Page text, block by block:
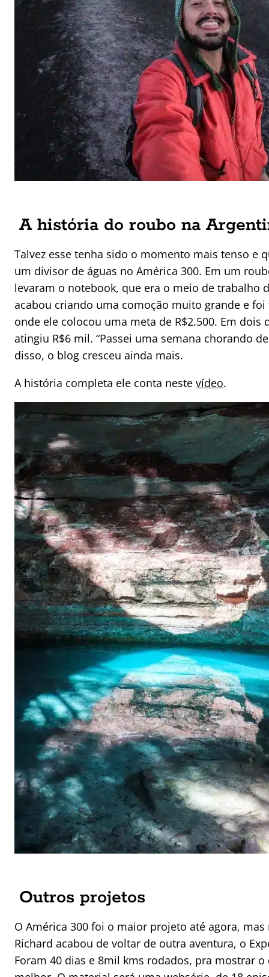
A história do roubo na
Talvez esse tenha sido o momento mais tenso e
um divisor de águas no América 300. Em um
levaram o notebook, que era o meio de trabalho
acabou criando uma comoção muito grande e
onde ele colocou uma meta de R$2.500. Em dois
atingiu R$6 mil. “Passei uma semana chorando
disso, o blog cresceu ainda mais.
A história completa ele conta neste vídeo.
Outros projetos
O América 300 foi o maior projeto até agora,
Richard acabou de voltar de outra aventura, o
Foram 40 dias e 8mil kms rodados, pra mostrar